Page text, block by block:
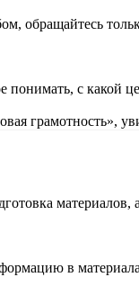
обращайтесь
с какой
грамотность»,
в